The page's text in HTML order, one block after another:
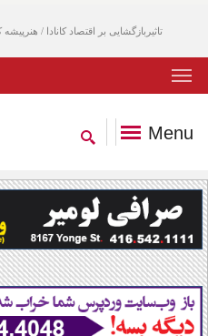
تاثیربازگشایی بر اقتصاد کانادا /
Menu